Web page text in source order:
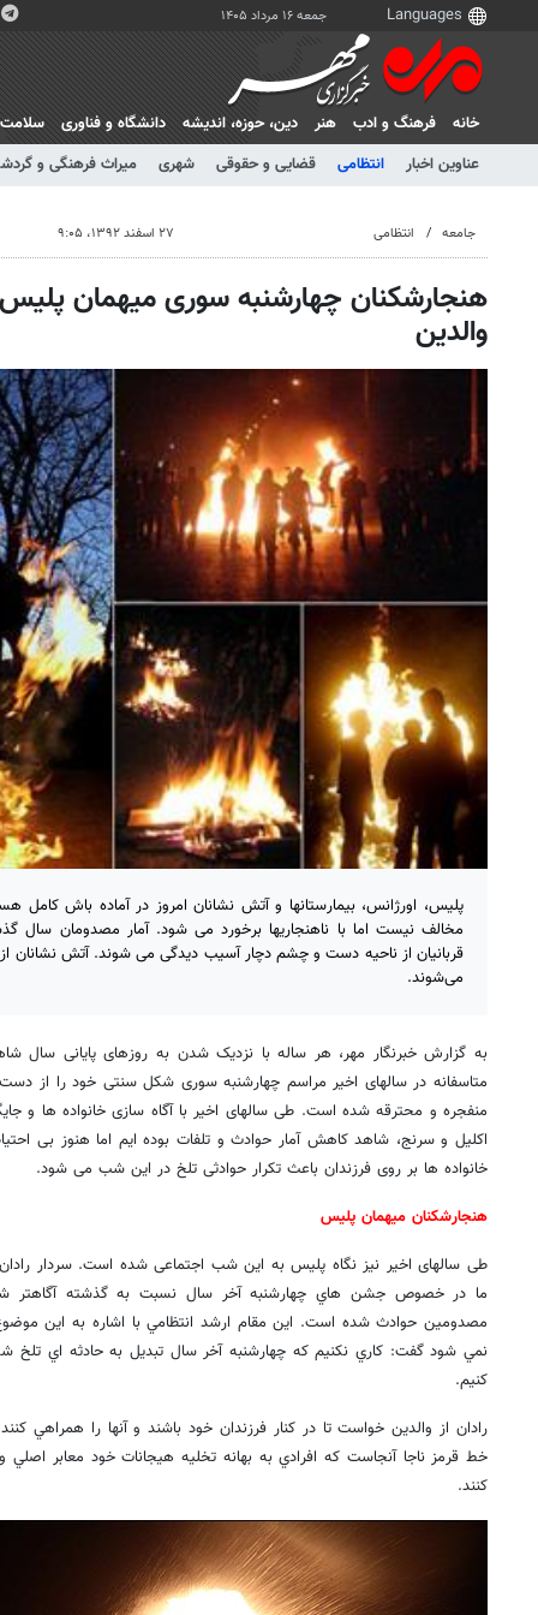
جمعه ۱۶ مرداد ۱۴۰۵
خانه فرهنگ و ادب هنر دين، حوزه، انديشه دانشگاه و فناوری سلامت
عناوین اخبار
انتظامی قضایی و حقوقی شهری میراث فرهنگی و
جامعه انتظامی ۲۷ اسفند ۱۳۹۲، ۹:۰۵
هنجارشکنان چهارشنبه سوری میهمان
والدین
پلیس، اورژانس، بیمارستانها و آتش نشانان امروز در آماده باش کامل
مخالف نیست اما با ناهنجاریها برخورد می شود. آمار مصدومان
می‌شوند.
به گزارش خبرنگار مهر، هر ساله با نزدیک شدن به روزهای پایانی سال
متاسفانه در سالهای اخیر مراسم چهارشنبه سوری شکل سنتی خود را از دست
منفجره و محترقه شده است. طی سالهای اخیر با آگاه سازی خانواده ها و
اکلیل و سرنج، شاهد کاهش آمار حوادث و تلفات بوده ایم اما هنوز بی
خانواده ها بر روی فرزندان باعث تکرار حوادثی تلخ در این شب می شود.
هنجارشکنان میهمان پلیس
طی سالهای اخیر نیز نگاه پلیس به این شب اجتماعی شده است. سردار
ما در خصوص جشن هاي چهارشنبه آخر سال نسبت به گذشته آگاهتر
مصدومين حوادث شده است. اين مقام ارشد انتظامي با اشاره به اين
نمي شود گفت: کاري نکنيم که چهارشنبه آخر سال تبديل به حادثه اي تلخ
کنيم.
رادان از والدين خواست تا در کنار فرزندان خود باشند و آنها را همراهي
خط قرمز ناجا آنجاست که افرادي به بهانه تخليه هيجانات خود معابر اصلي
کنند.